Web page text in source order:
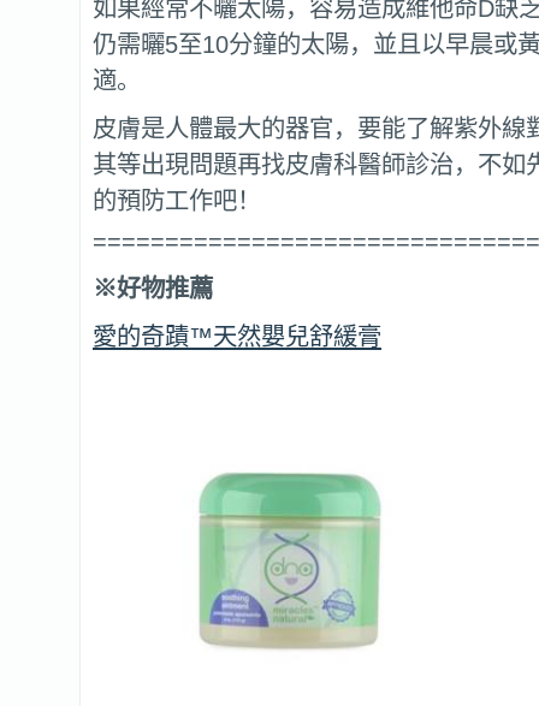
如果經常不曬太陽，容易造成維他命D缺
仍需曬5至10分鐘的太陽，並且以早晨或
適。
皮膚是人體最大的器官，要能了解紫外線
其等出現問題再找皮膚科醫師診治，不如
的預防工作吧！
※好物推薦
愛的奇蹟™天然嬰兒舒緩膏